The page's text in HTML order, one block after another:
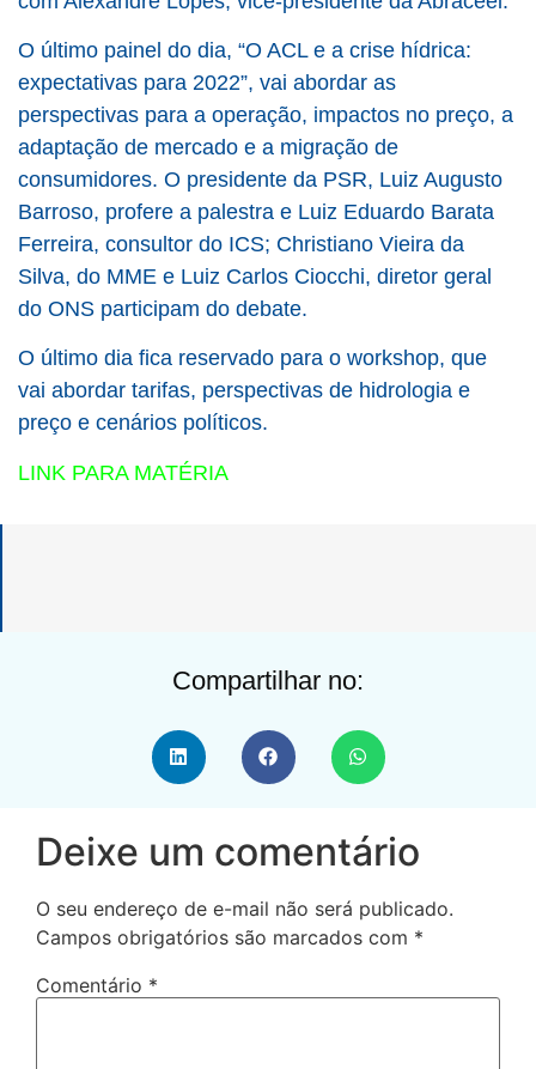
O último painel do dia, “O ACL e a crise hídrica:
expectativas para 2022”, vai abordar as
perspectivas para a operação, impactos no preço, a
adaptação de mercado e a migração de
consumidores. O presidente da PSR, Luiz Augusto
Barroso, profere a palestra e Luiz Eduardo Barata
Ferreira, consultor do ICS; Christiano Vieira da
Silva, do MME e Luiz Carlos Ciocchi, diretor geral
do ONS participam do debate.
O último dia fica reservado para o workshop, que
vai abordar tarifas, perspectivas de hidrologia e
preço e cenários políticos.
LINK PARA MATÉRIA
Compartilhar no:
Deixe um comentário
O seu endereço de e-mail não será publicado.
Campos obrigatórios são marcados com *
Comentário *